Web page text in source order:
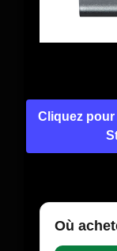
Cliquez
Où